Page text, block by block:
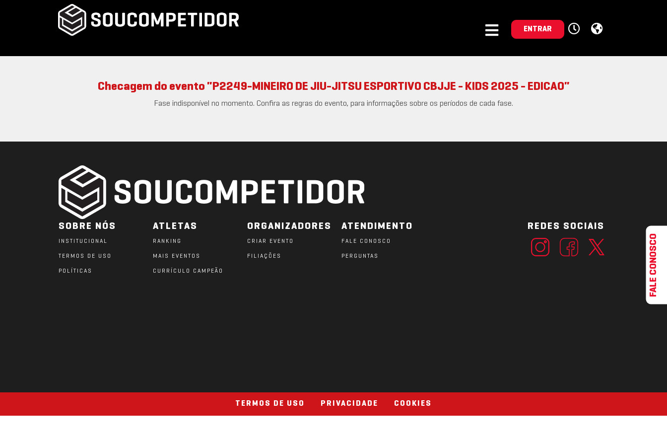
ENTRAR
Checagem do evento "P2249-MINEIRO DE JIU-JITSU ESPORTIVO CBJJE - KIDS 2025 - EDICAO"
Fase indisponível no momento. Confira as regras do evento, para informações sobre os períodos de cada fase.
SOBRE NÓS
INSTITUCIONAL
TERMOS DE USO
POLÍTICAS
ATLETAS
RANKING
MAIS EVENTOS
CURRÍCULO CAMPEÃO
ORGANIZADORES
CRIAR EVENTO
FILIAÇÕES
ATENDIMENTO
FALE CONOSCO
PERGUNTAS
REDES SOCIAIS
TERMOS DE USO PRIVACIDADE COOKIES
FALE CONOSCO